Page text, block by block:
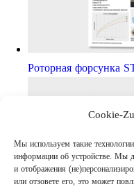
Cookie-
Мы используем такие
информации об устройстве. Мы
и отображения
или отзовете его, это может
Роторная форсунка